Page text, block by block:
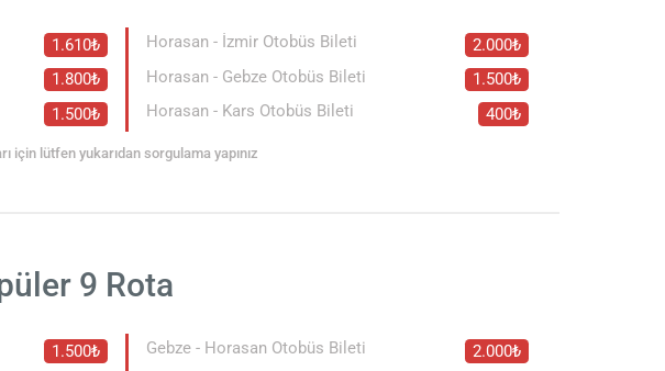
1.610₺ Horasan - İzmir Otobüs Bileti
2.000₺
1.800₺ Horasan - Gebze Otobüs Bileti
1.500₺
1.500₺ Horasan - Kars Otobüs Bileti 400₺
için lütfen yukarıdan sorgulama yapınız
9 Rota
1.500₺ Gebze - Horasan Otobüs Bileti
2.000₺